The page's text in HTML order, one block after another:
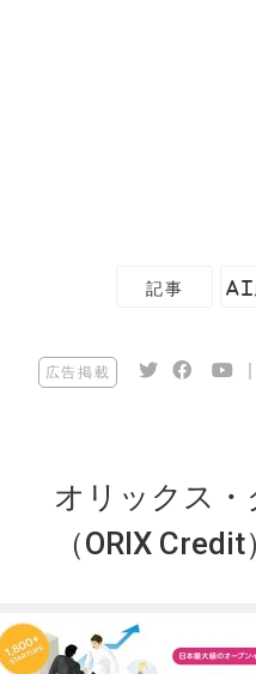
記事 AI
広告掲載
オリックス・
（ORIX Credit